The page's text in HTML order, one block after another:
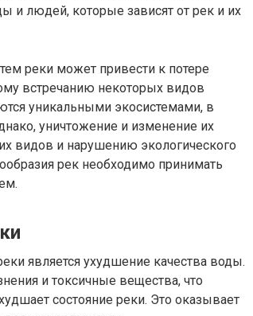
и людей, которые зависят от рек и их
реки может привести к потере
встречанию некоторых видов
уникальными экосистемами, в
уничтожение и изменение их
видов и нарушению экологического
рек необходимо принимать
является ухудшение качества воды.
и токсичные вещества, что
состояние реки. Это оказывает